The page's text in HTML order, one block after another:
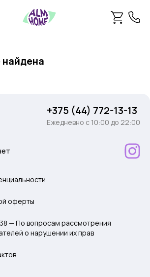
+375 (44) 772-13-13
Ежедневно c 10:00 до 22:00
оферты
— По вопросам рассмотрения
о нарушении их прав